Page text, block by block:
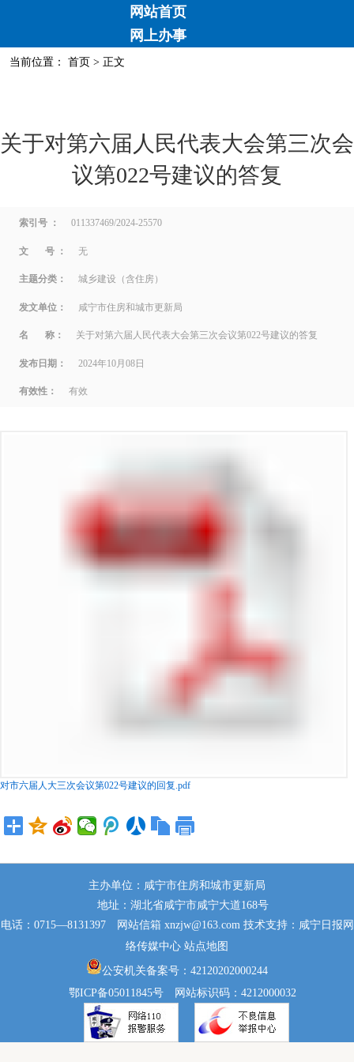
网站首页
网上办事
当前位置： 首页 > 正文
关于对第六届人民代表大会第三次会
议第022号建议的答复
索引号 ： 011337469/2024-25570
文 号 ： 无
主题分类： 城乡建设（含住房）
发文单位： 咸宁市住房和城市更新局
名 称： 关于对第六届人民代表大会第三次会议第022号建议的答复
发布日期： 2024年10月08日
有效性： 有效
对市六届人大三次会议第022号建议的回复.pdf
主办单位：咸宁市住房和城市更新局
地址：湖北省咸宁市咸宁大道168号
电话：0715—8131397 网站信箱 xnzjw@163.com 技术支持：咸宁日报网
络传媒中心 站点地图
公安机关备案号：42120202000244
鄂ICP备05011845号 网站标识码：4212000032